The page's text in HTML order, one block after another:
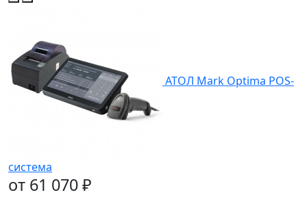
АТОЛ Mark Optima POS-
система
от 61 070 ₽